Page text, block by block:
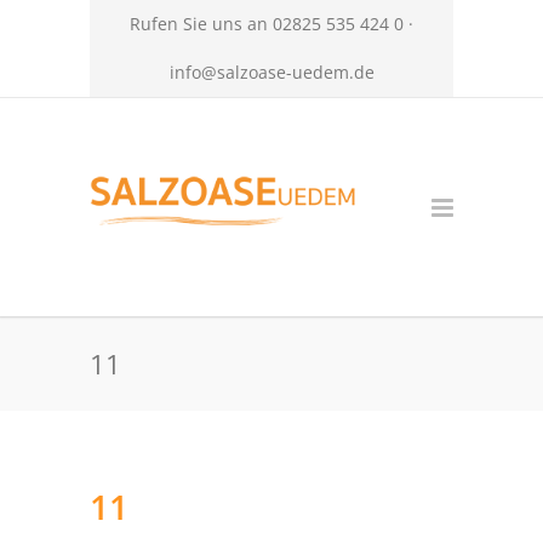
Rufen Sie uns an 02825 535 424 0 ·
info@salzoase-uedem.de
11
11